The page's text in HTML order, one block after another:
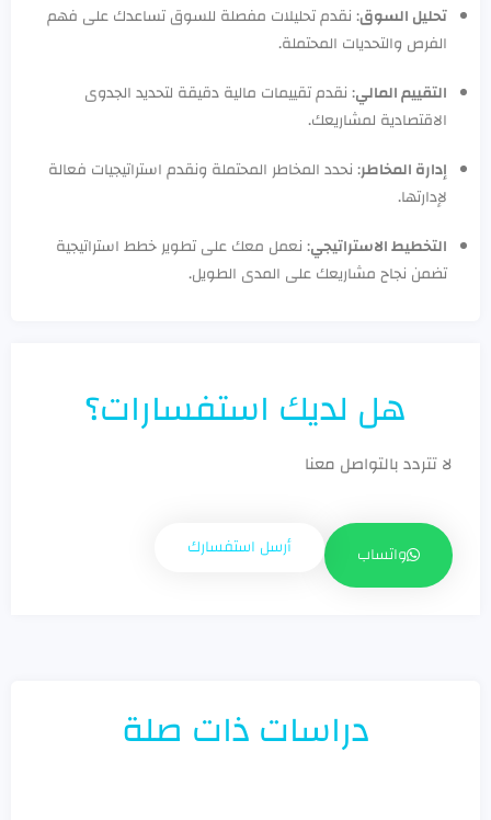
تحليل السوق: نقدم تحليلات مفصلة للسوق تساعدك على فهم
الفرص والتحديات المحتملة.
التقييم المالي: نقدم تقييمات مالية دقيقة لتحديد الجدوى
الاقتصادية لمشاريعك.
إدارة المخاطر: نحدد المخاطر المحتملة ونقدم استراتيجيات فعالة
لإدارتها.
التخطيط الاستراتيجي: نعمل معك على تطوير خطط استراتيجية
تضمن نجاح مشاريعك على المدى الطويل.
هل لديك استفسارات؟
لا تتردد بالتواصل معنا
واتساب أرسل استفسارك
دراسات ذات صلة